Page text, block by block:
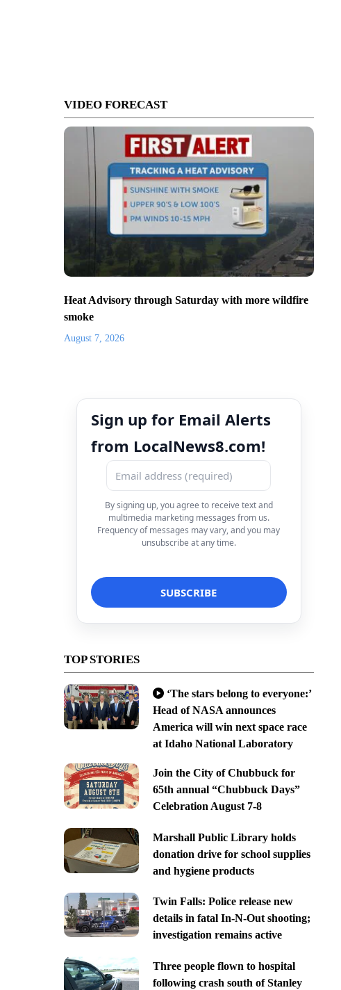
VIDEO FORECAST
Heat Advisory through Saturday with more wildfire
smoke
August 7, 2026
Sign up for Email Alerts
from LocalNews8.com!
By signing up, you agree to receive text and
multimedia marketing messages from us.
Frequency of messages may vary, and you may
unsubscribe at any time.
TOP STORIES
‘The stars belong to everyone:’
Head of NASA announces
America will win next space race
at Idaho National Laboratory
Join the City of Chubbuck for
65th annual “Chubbuck Days”
Celebration August 7-8
Marshall Public Library holds
donation drive for school supplies
and hygiene products
Twin Falls: Police release new
details in fatal In-N-Out shooting;
investigation remains active
Three people flown to hospital
following crash south of Stanley